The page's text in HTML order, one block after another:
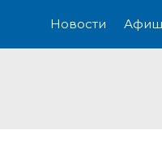
Новости